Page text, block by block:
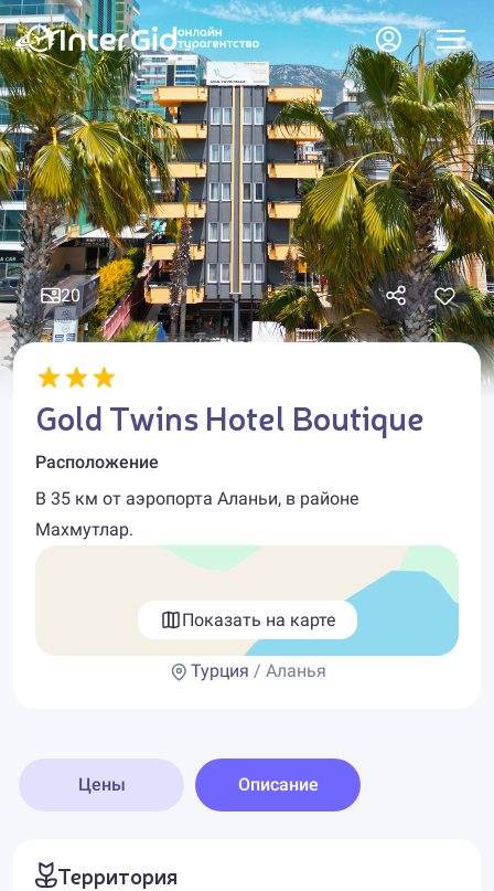
20
Gold Twins Hotel Boutique
Расположение
В 35 км от аэропорта Аланьи, в районе
Махмутлар.
Показать на карте
Турция / Аланья
Цены Описание
Территория